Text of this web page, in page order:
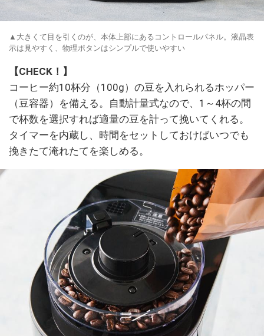
▲大きくて目を引くのが、本体上部にあるコントロールパネル。液晶表
示は見やすく、物理ボタンはシンプルで使いやすい
【CHECK！】
コーヒー約10杯分（100g）の豆を入れられるホッパー
（豆容器）を備える。自動計量式なので、1～4杯の間
で杯数を選択すれば適量の豆を計って挽いてくれる。
タイマーを内蔵し、時間をセットしておけばいつでも
挽きたて淹れたてを楽しめる。